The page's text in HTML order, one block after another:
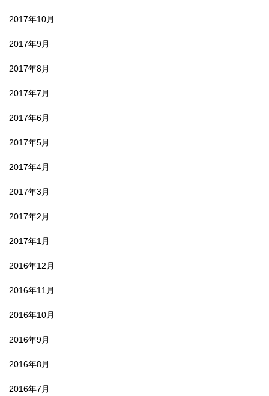
2017年10月
2017年9月
2017年8月
2017年7月
2017年6月
2017年5月
2017年4月
2017年3月
2017年2月
2017年1月
2016年12月
2016年11月
2016年10月
2016年9月
2016年8月
2016年7月